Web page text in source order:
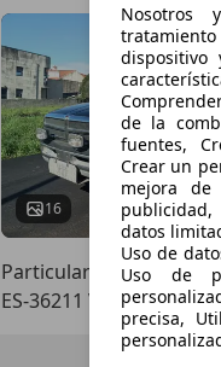
16
Particular
ES-36211 Vigo
Nosotros
dispositivo
de la
fuentes,
Crear un
mejora
datos
Uso de
Uso de
precisa,